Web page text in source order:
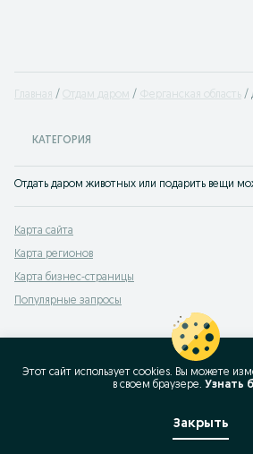
Главная Отдам даром Ферганская область
КАТЕГОРИЯ
Отдать даром животных или подарить вещи
Карта сайта
Карта регионов
Карта бизнес-страницы
Популярные запросы
Этот сайт использует cookies. Вы можете
в своeм браузере. Узнать
Закрыть